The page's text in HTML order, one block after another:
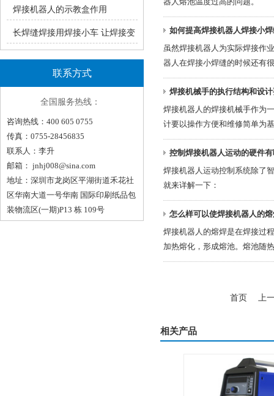
瑞凌手工焊ZX7系统产品介绍
焊接机器人的示教盒作用
长焊缝焊接用焊接小车 让焊接变
轻松！（一）
联系方式
全国服务热线：
咨询热线：400 605 0755
传真：0755-28456835
联系人：李升
邮箱： jnhj008@sina.com
地址：深圳市龙岗区平湖街道禾花社
区华南大道一号华南 国际印刷纸品包
装物流区(一期)P13 栋 109号
如何提高焊接机器人焊接小
虽然焊接机器人为实际焊接作
器人在焊接小焊缝的时候还有
焊接机械手的执行结构和设
焊接机器人的焊接机械手作为
计要以操作方便和维修简单为
控制焊接机器人运动的硬件
焊接机器人运动控制系统除了
就来详解一下：
怎么样可以使焊接机器人的
焊接机器人的熔焊是在焊接过
加热熔化，形成熔池。熔池随
首页 上
相关产品